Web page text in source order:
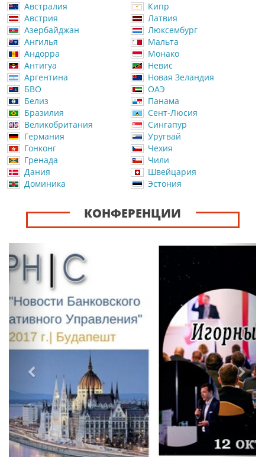
Австралия
Австрия
Азербайджан
Ангилья
Андорра
Антигуа
Аргентина
БВО
Белиз
Бразилия
Великобритания
Германия
Гонконг
Гренада
Дания
Доминика
Кипр
Латвия
Люксембург
Мальта
Монако
Невис
Новая Зеландия
ОАЭ
Панама
Сент-Люсия
Сингапур
Уругвай
Чехия
Чили
Швейцария
Эстония
КОНФЕРЕНЦИИ
Назад